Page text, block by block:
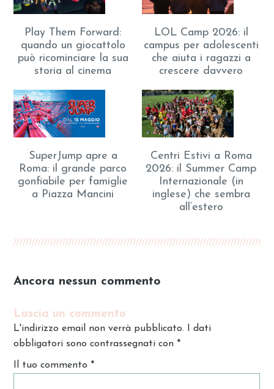
Play Them Forward:
quando un giocattolo
può ricominciare la sua
storia al cinema
LOL Camp 2026: il
campus per adolescenti
che aiuta i ragazzi a
crescere davvero
SuperJump apre a
Roma: il grande parco
gonfiabile per famiglie
a Piazza Mancini
Centri Estivi a Roma
2026: il Summer Camp
Internazionale (in
inglese) che sembra
all’estero
Ancora nessun commento
Lascia un commento
L'indirizzo email non verrà pubblicato. I dati
obbligatori sono contrassegnati con *
Il tuo commento *